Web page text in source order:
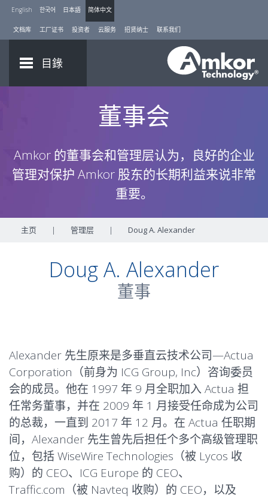
English 한국어 日本語 简体中文
文档库 工厂证书 投资者 云服务 招贤纳士 联系我们
目錄
董事会
Amkor 的董事会和管理层认为，良好的企业
管理对保护 Amkor 股东的长期利益来说非常
重要。
主页 | 管理层 | Doug A. Alexander
Doug A. Alexander
董事
Alexander 先生原来是多垂直云技术公司—Actua
Corporation（前身为 ICG Group, Inc）咨询委员
会的成员。他在 1997 年 9 月全职加入 Actua 担
任常务董事，并在 2009 年 1 月接受任命成为公司
的总裁，一直到 2017 年 12 月。在 Actua 任职期
间，Alexander 先生曾先后担任个多个高级管理职
位，包括 WiseWire Technologies（被 Lycos 收
购）的 CEO、ICG Europe 的 CEO、
Traffic.com（被 Navteq 收购）的 CEO，以及